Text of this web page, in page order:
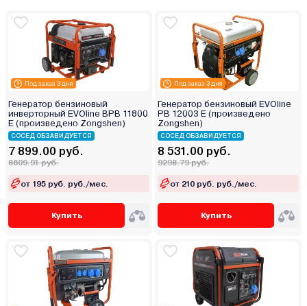
Под заказ 3 дня
Генератор бензиновый
инверторный EVOline BPB 11800
E (произведено Zongshen)
СОСЕД ОБЗАВИДУЕТСЯ
7 899.00 руб.
8609.91 руб.
от 195 руб. руб./мес.
Купить
Под заказ 3 дня
Генератор бензиновый EVOline
PB 12003 E (произведено
Zongshen)
СОСЕД ОБЗАВИДУЕТСЯ
8 531.00 руб.
9298.79 руб.
от 210 руб. руб./мес.
Купить